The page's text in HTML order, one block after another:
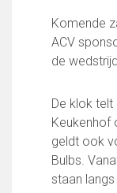
Teams
FC Lisse 1
FC Lisse 2
Heren- en
Vrouwen 1
Vrouwen- en
7 tegen 7 Voetbal
Zaalvoetbal
Komende
ACV
de
De klok telt
Keukenhof
geldt ook
Bulbs.
staan